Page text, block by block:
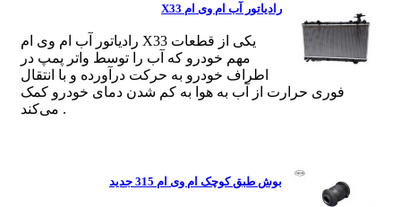
رادیاتور آب ام وی ام X33
رادیاتور آب ام وی ام X33 یکی از قطعات
مهم خودرو که آب را توسط واتر پمپ در
اطراف خودرو به حرکت درآورده و با انتقال
فوری حرارت از آب به هوا به کم شدن دمای خودرو کمک
می‌کند .
بوش طبق کوچک ام وی ام 315 جدید